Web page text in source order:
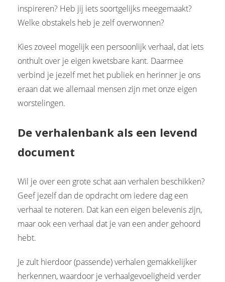
inspireren? Heb jij iets soortgelijks meegemaakt?
Welke obstakels heb je zelf overwonnen?
Kies zoveel mogelijk een persoonlijk verhaal, dat iets
onthult over je eigen kwetsbare kant. Daarmee
verbind je jezelf met het publiek en herinner je ons
eraan dat we allemaal mensen zijn met onze eigen
worstelingen.
De verhalenbank als een levend
document
Wil je over een grote schat aan verhalen beschikken?
Geef jezelf dan de opdracht om iedere dag een
verhaal te noteren. Dat kan een eigen belevenis zijn,
maar ook een verhaal dat je van een ander gehoord
hebt.
Je zult hierdoor (passende) verhalen gemakkelijker
herkennen, waardoor je verhaalgevoeligheid verder